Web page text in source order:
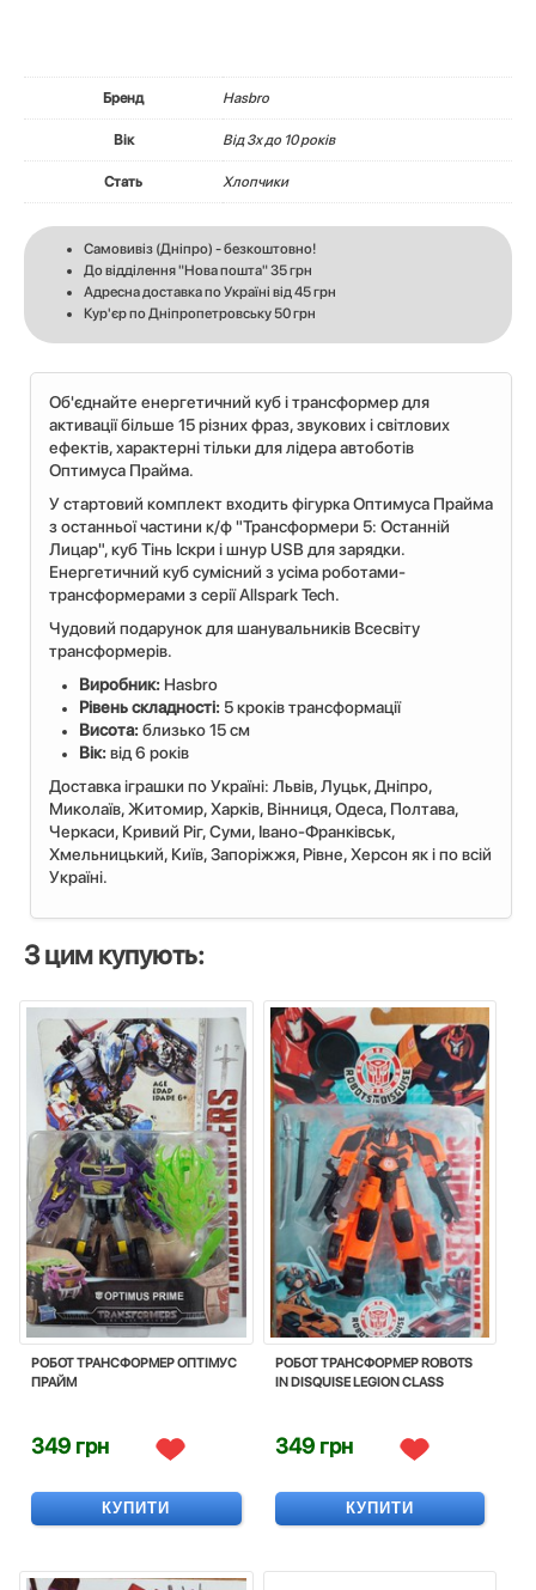
Бренд Hasbro
Вік Вiд 3х до 10 років
Стать Хлопчики
Самовивіз (Дніпро) - безкоштовно!
До відділення "Нова пошта" 35 грн
Адресна доставка по Україні від 45 грн
Кур'єр по Дніпропетровську 50 грн
Об'єднайте енергетичний куб і трансформер для
активації більше 15 різних фраз, звукових і світлових
ефектів, характерні тільки для лідера автоботів
Оптимуса Прайма.
У стартовий комплект входить фігурка Оптимуса Прайма
з останньої частини к/ф "Трансформери 5: Останній
Лицар", куб Тінь Іскри і шнур USB для зарядки.
Енергетичний куб сумісний з усіма роботами-
трансформерами з серії Allspark Tech.
Чудовий подарунок для шанувальників Всесвіту
трансформерів.
Виробник: Hasbro
Рівень складності: 5 кроків трансформації
Висота:близько 15 см
Вік:від 6 років
Доставка іграшки по Україні: Львiв, Луцьк, Дніпро,
Миколаїв, Житомир, Харків, Вінниця, Одеса, Полтава,
Черкаси, Кривий Ріг, Суми, Івано-Франківськ,
Хмельницький, Київ, Запоріжжя, Рівне, Херсон як і по всій
Україні.
З цим купують:
РОБОТ ТРАНСФОРМЕР ОПТІМУС
ПРАЙМ
349 грн
КУПИТИ
РОБОТ ТРАНСФОРМЕР ROBOTS
IN DISQUISE LEGION CLASS
349 грн
КУПИТИ